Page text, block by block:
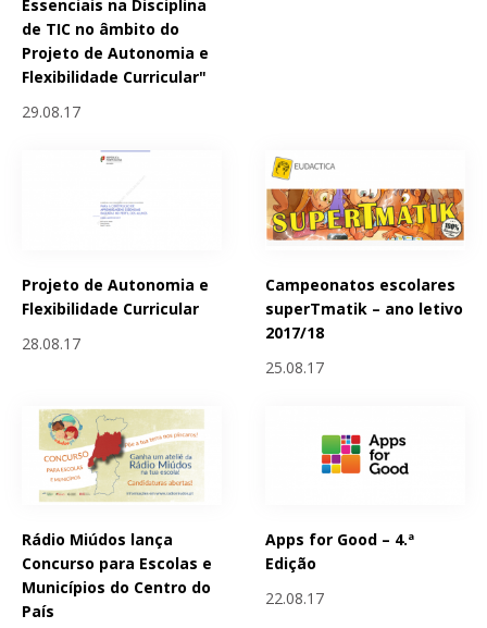
Essenciais na Disciplina
de TIC no âmbito do
Projeto de Autonomia e
Flexibilidade Curricular"
29.08.17
Projeto de Autonomia e
Flexibilidade Curricular
28.08.17
Campeonatos escolares
superTmatik – ano letivo
2017/18
25.08.17
Rádio Miúdos lança
Concurso para Escolas e
Municípios do Centro do
País
Apps for Good – 4.ª
Edição
22.08.17